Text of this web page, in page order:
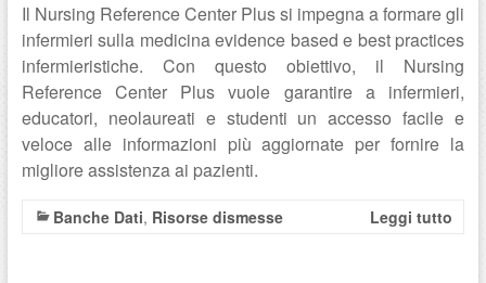
Il Nursing Reference Center Plus si impegna a formare gli
infermieri sulla medicina evidence based e best practices
infermieristiche. Con questo obiettivo, il Nursing
Reference Center Plus vuole garantire a infermieri,
educatori, neolaureati e studenti un accesso facile e
veloce alle informazioni più aggiornate per fornire la
migliore assistenza ai pazienti.
Banche Dati, Risorse dismesse Leggi tutto